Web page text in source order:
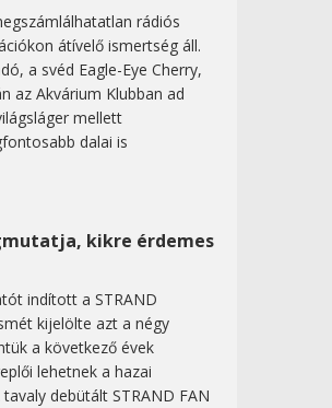
rádiós
átívelő ismertség áll.
a svéd Eagle-Eye Cherry,
az Akvárium Klubban ad
mellett
dalai is
kikre érdemes
indított a STRAND
kijelölte azt a négy
a következő évek
lehetnek a hazai
debütált STRAND FAN